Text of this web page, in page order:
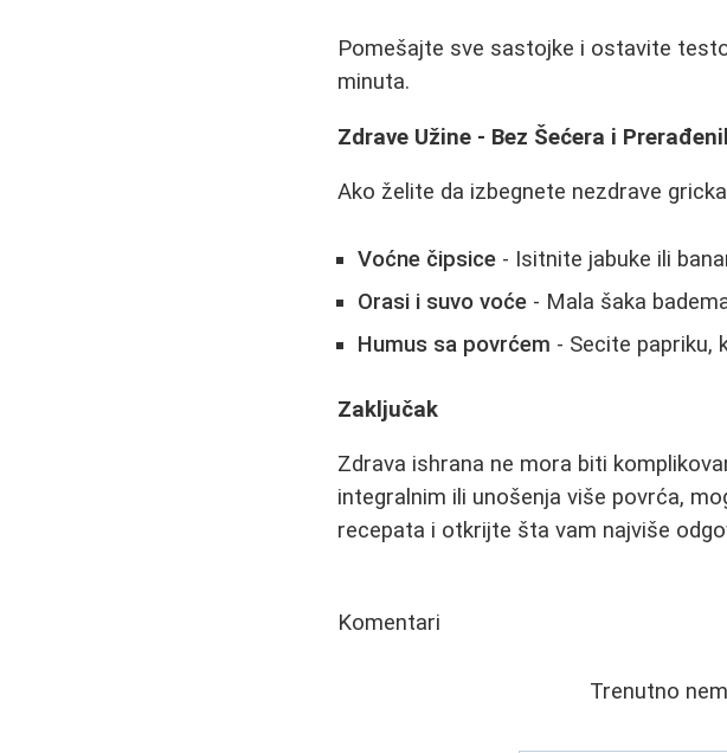
Pomešajte sve sastojke i ostavite
minuta.
Zdrave Užine - Bez Šećera i
Ako želite da izbegnete nezdrave
Voćne čipsice - Isitnite jabuke ili
Orasi i suvo voće - Mala šaka
Humus sa povrćem - Secite papriku,
Zaključak
Zdrava ishrana ne mora biti
integralnim ili unošenja više povrća,
recepata i otkrijte šta vam najviše
Komentari
Trenutno